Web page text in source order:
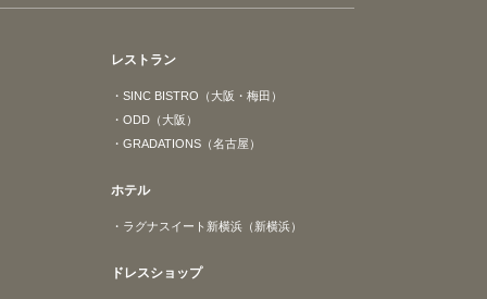
レストラン
・SINC BISTRO（大阪・梅田）
・ODD（大阪）
・GRADATIONS（名古屋）
ホテル
・ラグナスイート新横浜（新横浜）
ドレスショップ